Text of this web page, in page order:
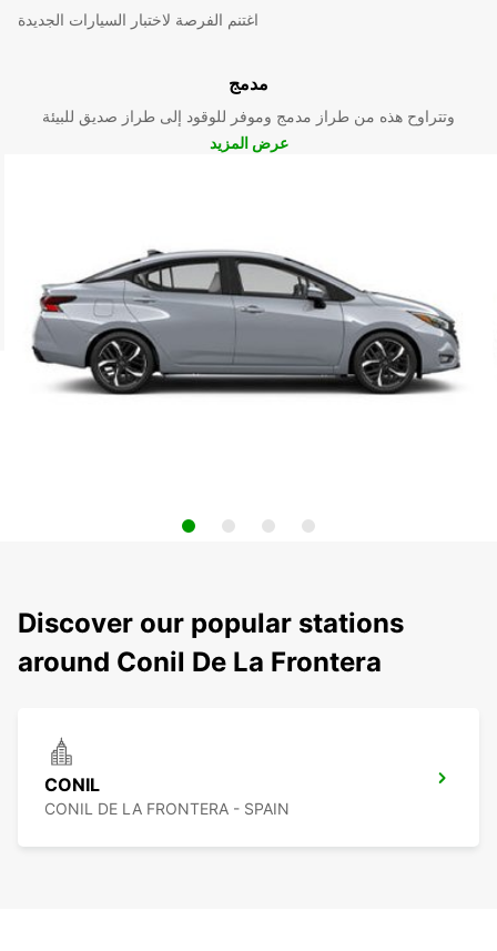
اغتنم الفرصة لاختبار السيارات الجديدة
مدمج
وتتراوح هذه من طراز مدمج وموفر للوقود إلى طراز صديق للبيئة
عرض المزيد
Discover our popular stations
around Conil De La Frontera
CONIL
CONIL DE LA FRONTERA - SPAIN